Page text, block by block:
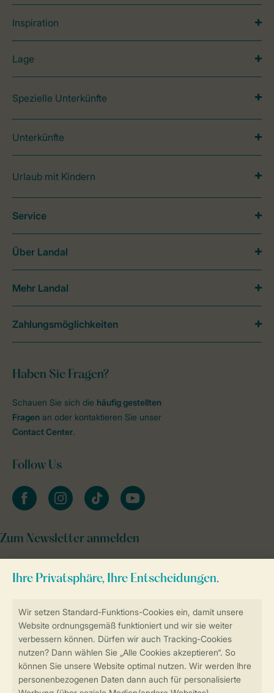
Sicher und schnell zur Online-Buchung
Sichere Datenübertragung
Sicheres Bezahlen
Inspiration
Lage
Spezielle Unterkünfte
Unterkünfte
Urlaub mit Kindern
Haben Sie Fragen?
Schauen Sie sich die häufig gestellten
Fragen an oder kontaktieren Sie unser
Contact Center.
Follow Us
facebookinstagramtiktok youtube
Zum Newsletter anmelden
Service
Über Landal
Mehr Landal
Zahlungsmöglichkeiten